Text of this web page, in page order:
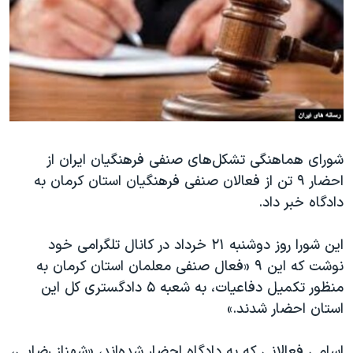
فرهنگ و زندگی
حقوق شهروندی
اقتصادی
علم و فناوری
گالری عکس
آرشیو پخش زنده
مستندها
انتخابات ریاست جمهوری آمریکا ۲۰۲۴
حمله جمهوری اسلامی به اسرائیل
رمز مهسا
اعتراضات زن، زندگی، آزادی
مجموعه مستندهای دادخواهی
تریبونال مردمی آبان ۹۸
دادگاه حمید نوری
چهل سال گروگان‌گیری
قانون شفافیت دارائی کادر رهبری ایران
دنبال کنید
زبانهای مختلف
شورای هماهنگی تشکل‌های صنفی فرهنگیان ایران از
احضار ۹ تن از فعالان صنفی فرهنگیان استان کرمان به
دادگاه خبر داد.
این شورا روز دوشنبه ۲۱ خرداد در کانال تلگرامی خود
نوشت که این ۹ «فعال صنفی معلمان استان کرمان به
منظور تکمیل دفاعیات، به شعبه‌ ۵ دادگستری کل این
استان احضار شدند.»